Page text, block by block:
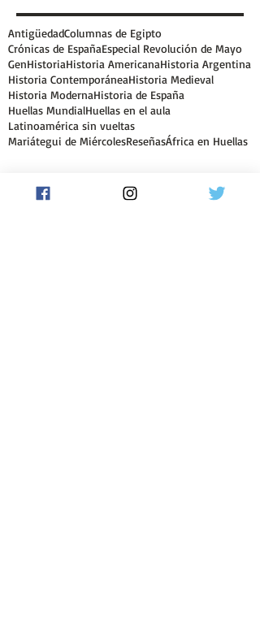
AntigüedadColumnas de Egipto
Crónicas de EspañaEspecial Revolución de Mayo
GenHistoriaHistoria AmericanaHistoria Argentina
Historia ContemporáneaHistoria Medieval
Historia ModernaHistoria de España
Huellas MundialHuellas en el aula
Latinoamérica sin vueltas
Mariátegui de MiércolesReseñasÁfrica en Huellas